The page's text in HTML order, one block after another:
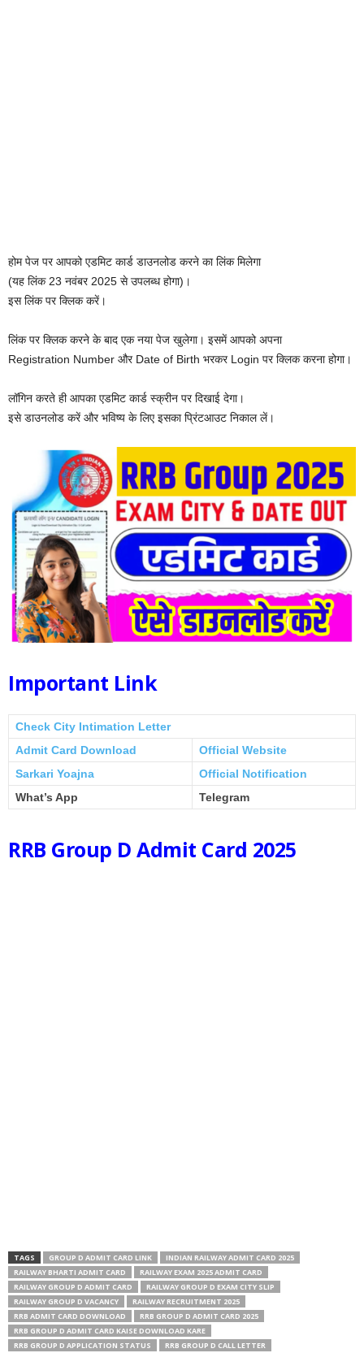
होम पेज पर आपको एडमिट कार्ड डाउनलोड करने का लिंक मिलेगा
(यह लिंक 23 नवंबर 2025 से उपलब्ध होगा)।
इस लिंक पर क्लिक करें।
लिंक पर क्लिक करने के बाद एक नया पेज खुलेगा। इसमें आपको अपना
Registration Number और Date of Birth भरकर Login पर क्लिक करना होगा।
लॉगिन करते ही आपका एडमिट कार्ड स्क्रीन पर दिखाई देगा।
इसे डाउनलोड करें और भविष्य के लिए इसका प्रिंटआउट निकाल लें।
Important Link
Check City Intimation Letter
Admit Card Download
Official Website
Sarkari Yoajna
Official Notification
What’s App
Telegram
RRB Group D Admit Card 2025
TAGS GROUP D ADMIT CARD LINK
INDIAN RAILWAY ADMIT CARD 2025
RAILWAY BHARTI ADMIT CARD
RAILWAY EXAM 2025 ADMIT CARD
RAILWAY GROUP D ADMIT CARD
RAILWAY GROUP D EXAM CITY SLIP
RAILWAY GROUP D VACANCY
RAILWAY RECRUITMENT 2025
RRB ADMIT CARD DOWNLOAD
RRB GROUP D ADMIT CARD 2025
RRB GROUP D ADMIT CARD KAISE DOWNLOAD KARE
RRB GROUP D APPLICATION STATUS
RRB GROUP D CALL LETTER